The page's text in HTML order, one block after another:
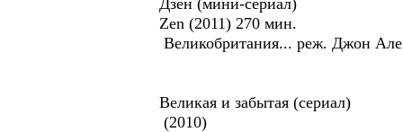
Дзен (мини-сериал)
Zen (2011) 270 мин.
Великобритания... реж. Джон
Великая и забытая (сериал)
(2010)